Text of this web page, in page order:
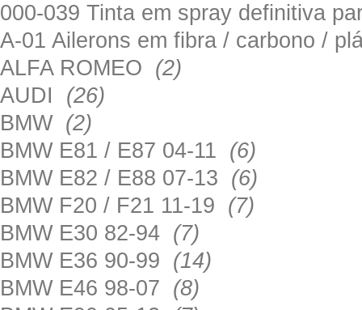
000-039 Tinta em spray definitiva
A-01 Ailerons em fibra / carbono /
ALFA ROMEO (2)
AUDI (26)
BMW (2)
BMW E81 / E87 04-11 (6)
BMW E82 / E88 07-13 (6)
BMW F20 / F21 11-19 (7)
BMW E30 82-94 (7)
BMW E36 90-99 (14)
BMW E46 98-07 (8)